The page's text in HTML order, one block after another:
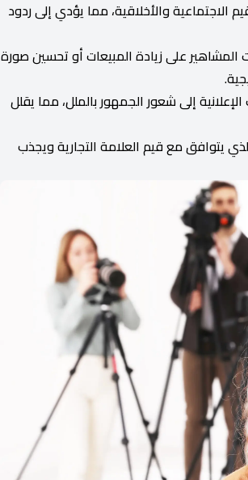
الاجتماعية والأخلاقية، مما يؤدي إلى ردود
على زيادة المبيعات أو تحسين صورة
إلى شعور الجمهور بالملل، مما يقلل
يتوافق مع قيم العلامة التجارية ويجذب